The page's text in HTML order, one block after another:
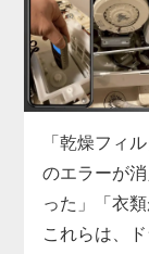
部品交換で
濯機分解ク
那須塩原市
理と合わせ
の寿命を延
「乾燥フィ
のエラーが
った」「衣
これらは、